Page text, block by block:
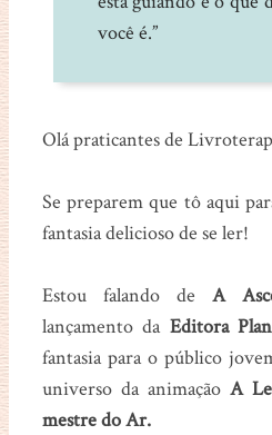
você é.”
Olá praticantes de
Se preparem que tô aqui
fantasia delicioso de se ler!
Estou falando deA
lançamento da Editora
fantasia para o público
universo da animação A
mestre do Ar.